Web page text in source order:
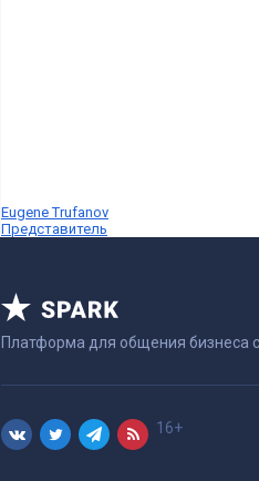
Eugene Trufanov
Представитель
Платформа для общения бизнеса
16+